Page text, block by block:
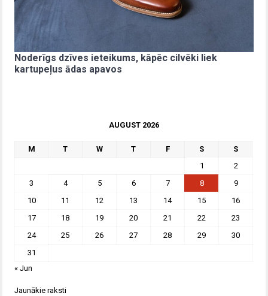
Noderīgs dzīves ieteikums, kāpēc cilvēki liek
kartupeļus ādas apavos
AUGUST 2026
M T W T F S
S
1
2
3
4 5 6 7 8
9
10
11 12 13 14 15
16
17
18 19 20 21 22
23
24
25 26 27 28 29
30
31
« Jun
Jaunākie raksti